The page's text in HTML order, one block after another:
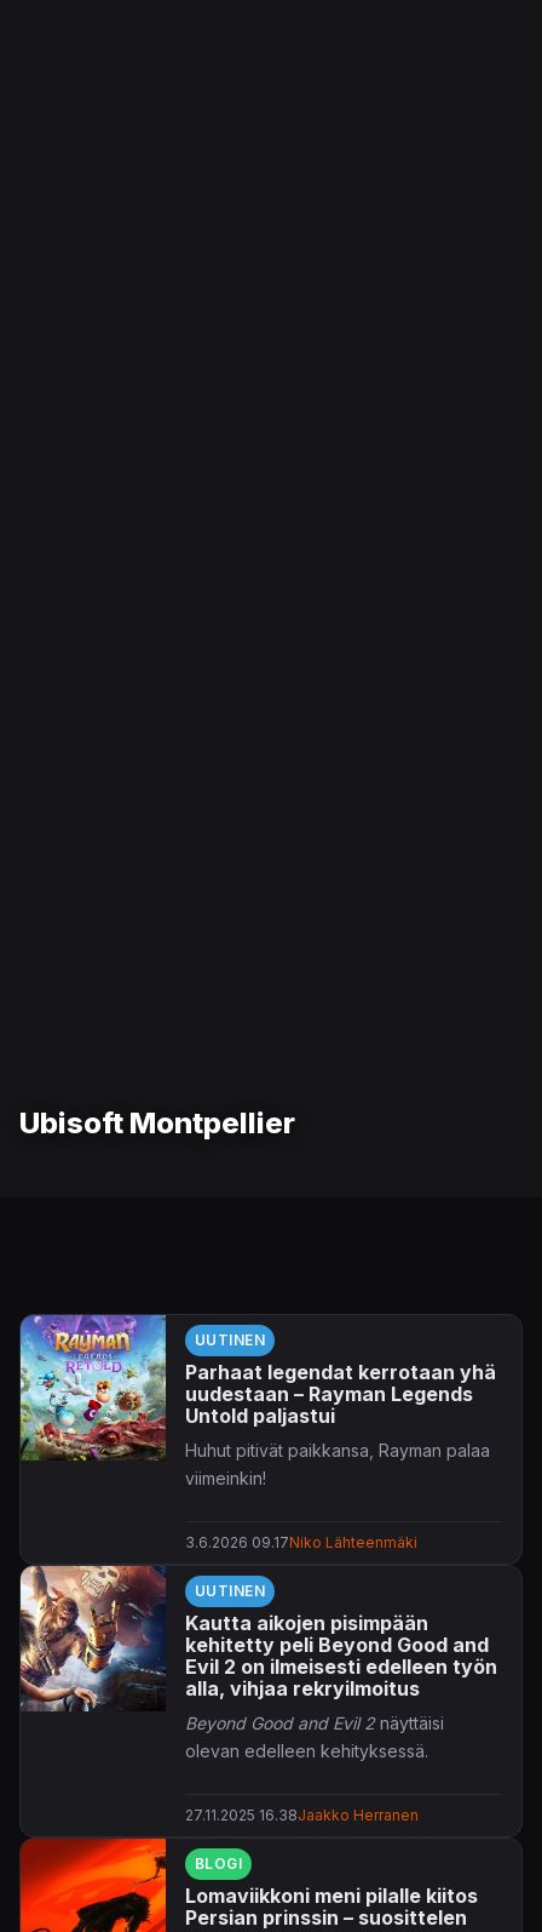
Ubisoft Montpellier
UUTINEN
Parhaat legendat kerrotaan yhä
uudestaan – Rayman Legends
Untold paljastui
Huhut pitivät paikkansa, Rayman palaa
viimeinkin!
3.6.2026 09.17Niko Lähteenmäki
UUTINEN
Kautta aikojen pisimpään
kehitetty peli Beyond Good and
Evil 2 on ilmeisesti edelleen työn
alla, vihjaa rekryilmoitus
Beyond Good and Evil 2näyttäisi
olevan edelleen kehityksessä.
27.11.2025 16.38Jaakko Herranen
BLOGI
Lomaviikkoni meni pilalle kiitos
Persian prinssin – suosittelen